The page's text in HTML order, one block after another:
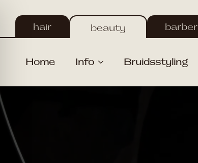
main
hair beauty barber
Home Info Bruidsstyling